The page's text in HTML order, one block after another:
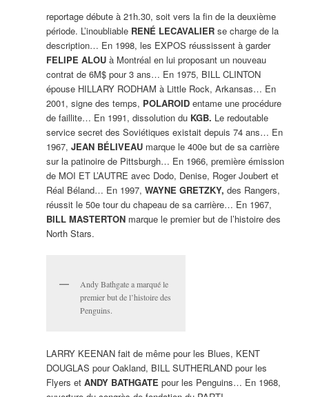
reportage débute à 21h.30, soit vers la fin de la deuxième
période. L’inoubliable RENÉ LECAVALIERse charge de la
description… En 1998, les EXPOS réussissent à garder
FELIPE ALOUà Montréal en lui proposant un nouveau
contrat de 6M$ pour 3 ans… En 1975, BILL CLINTON
épouse HILLARY RODHAM à Little Rock, Arkansas… En
2001, signe des temps, POLAROIDentame une procédure
de faillite… En 1991, dissolution du KGB. Le redoutable
service secret des Soviétiques existait depuis 74 ans… En
1967, JEAN BÉLIVEAUmarque le 400e but de sa carrière
sur la patinoire de Pittsburgh… En 1966, première émission
de MOI ET L’AUTRE avec Dodo, Denise, Roger Joubert et
Réal Béland… En 1997, WAYNE GRETZKY, des Rangers,
réussit le 50e tour du chapeau de sa carrière… En 1967,
BILL MASTERTONmarque le premier but de l’histoire des
North Stars.
Andy Bathgate a marqué le
premier but de l’histoire des
Penguins.
LARRY KEENAN fait de même pour les Blues, KENT
DOUGLAS pour Oakland, BILL SUTHERLAND pour les
Flyers et ANDY BATHGATE pour les Penguins… En 1968,